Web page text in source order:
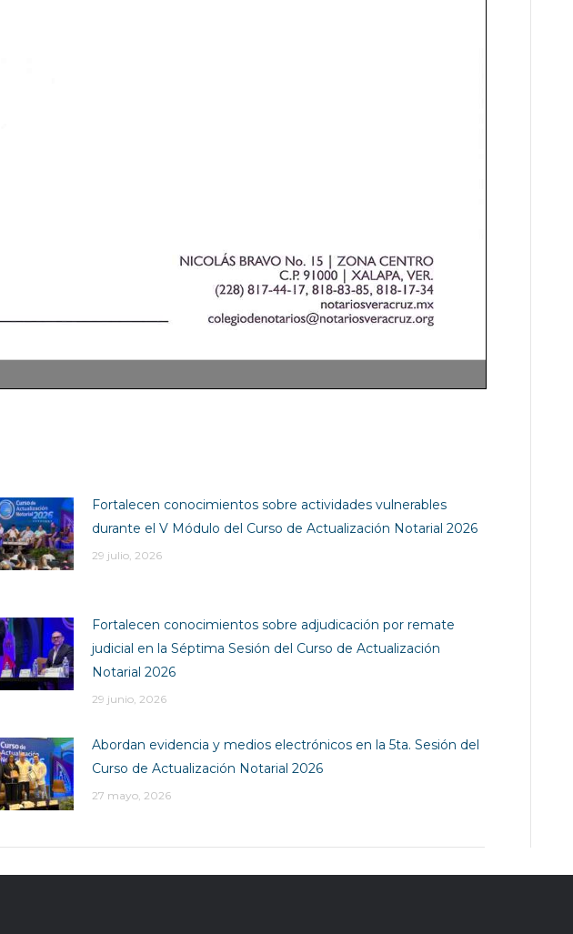
Fortalecen conocimientos sobre actividades vulnerables
durante el V Módulo del Curso de Actualización Notarial 2026
29 julio, 2026
Fortalecen conocimientos sobre adjudicación por remate
judicial en la Séptima Sesión del Curso de Actualización
Notarial 2026
29 junio, 2026
Abordan evidencia y medios electrónicos en la 5ta. Sesión del
Curso de Actualización Notarial 2026
27 mayo, 2026